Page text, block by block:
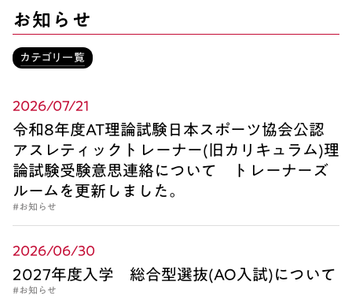
お知らせ
カテゴリ一覧
2026/07/21
令和8年度AT理論試験日本スポーツ協会公認
アスレティックトレーナー(旧カリキュラム)理
論試験受験意思連絡について トレーナーズ
ルームを更新しました。
#お知らせ
2026/06/30
2027年度入学 総合型選抜(AO入試)について
#お知らせ